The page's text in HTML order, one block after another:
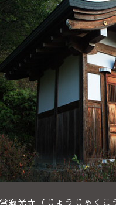
光寺（じょうじゃく